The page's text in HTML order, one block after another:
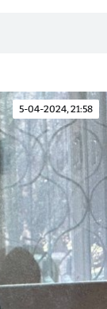
5-04-2024, 21:58